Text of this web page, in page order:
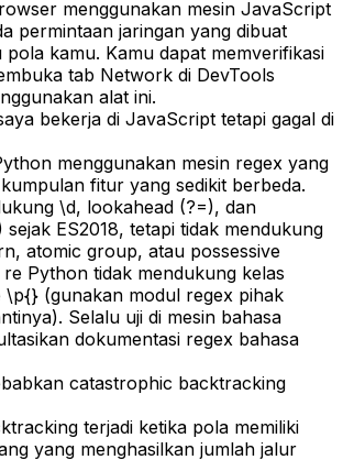
menggunakan mesin JavaScript
permintaan jaringan yang dibuat
pola kamu. Kamu dapat memverifikasi
tab Network di DevTools
alat ini.
bekerja di JavaScript tetapi gagal di
menggunakan mesin regex yang
fitur yang sedikit berbeda.
\d, lookahead (?=), dan
ES2018, tetapi tidak mendukung
atomic group, atau possessive
Python tidak mendukung kelas
(gunakan modul regex pihak
Selalu uji di mesin bahasa
dokumentasi regex bahasa
catastrophic backtracking
terjadi ketika pola memiliki
yang menghasilkan jumlah jalur